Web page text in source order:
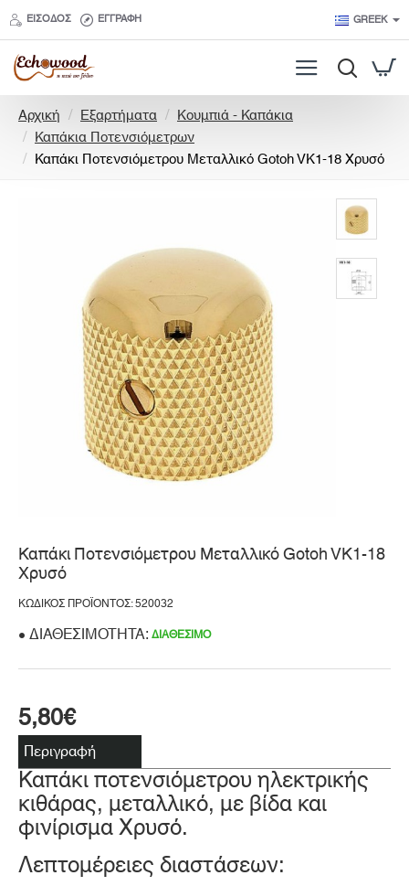
ΕΊΣΟΔΟΣ ΕΓΓΡΑΦΉ GREEK
Αρχική
o
m
Εξαρτήματα
Κουμπιά - Καπάκια
Καπάκια Ποτενσιόμετρων
Καπάκι Ποτενσιόμετρου Μεταλλικό Gotoh VK1-18 Χρυσό
Καπάκι Ποτενσιόμετρου Μεταλλικό Gotoh VK1-18
Χρυσό
ΚΩΔΙΚΌΣ ΠΡΟΪΌΝΤΟΣ: 520032
ΔΙΑΘΕΣΙΜΌΤΗΤΑ:ΔΙΑΘΈΣΙΜΟ
5,80€
Περιγραφή
Καπάκι ποτενσιόμετρου ηλεκτρικής
κιθάρας, μεταλλικό, με βίδα και
φινίρισμα Χρυσό.
Λεπτομέρειες διαστάσεων: